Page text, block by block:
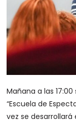
Mañana a las
“Escuela de
vez se desarrollará